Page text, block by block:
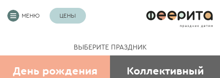
МЕНЮ ЦЕНЫ
ВЫБЕРИТЕ ПРАЗДНИК
День рождения Коллективный